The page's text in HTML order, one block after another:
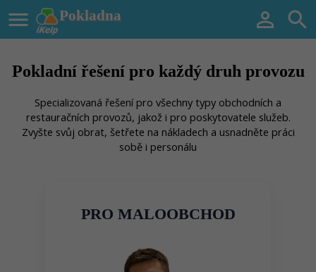
Pokladna
  
Pokladní řešení pro každý druh provozu
Specializovaná řešení pro všechny typy obchodních a
restauračních provozů, jakož i pro poskytovatele služeb.
Zvyšte svůj obrat, šetřete na nákladech a usnadněte práci
sobě i personálu
PRO MALOOBCHOD